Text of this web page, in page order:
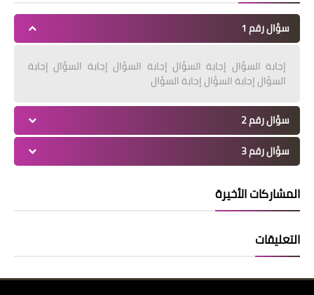
سؤال رقم 1
إجابة السؤال إجابة السؤال إجابة السؤال إجابة السؤال إجابة
السؤال إجابة السؤال إجابة السؤال
سؤال رقم 2
سؤال رقم 3
المشاركات الأخيرة
التعليقات